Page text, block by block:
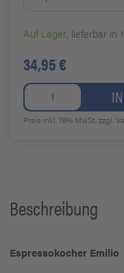
Auf Lager, lieferbar in
34,95 €
Preis inkl. 19% MwSt.zzgl.
Beschreibung
Espressokocher Emilio